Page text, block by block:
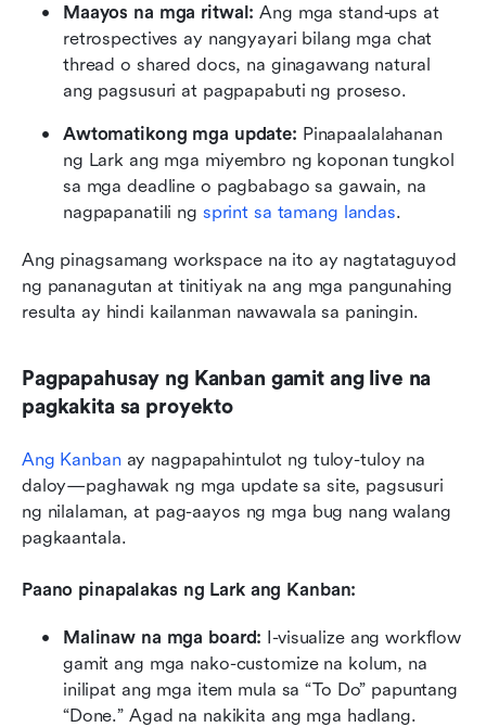
Maayos na mga ritwal: Ang mga stand-ups at
retrospectives ay nangyayari bilang mga chat
thread o shared docs, na ginagawang natural
ang pagsusuri at pagpapabuti ng proseso.
Awtomatikong mga update: Pinapaalalahanan
ng Lark ang mga miyembro ng koponan tungkol
sa mga deadline o pagbabago sa gawain, na
nagpapanatili ng sprint sa tamang landas.
Ang pinagsamang workspace na ito ay nagtataguyod
ng pananagutan at tinitiyak na ang mga pangunahing
resulta ay hindi kailanman nawawala sa paningin.
Pagpapahusay ng Kanban gamit ang live na
pagkakita sa proyekto
Ang Kanban ay nagpapahintulot ng tuloy-tuloy na
daloy—paghawak ng mga update sa site, pagsusuri
ng nilalaman, at pag-aayos ng mga bug nang walang
pagkaantala.
Paano pinapalakas ng Lark ang Kanban:
Malinaw na mga board: I-visualize ang workflow
gamit ang mga nako-customize na kolum, na
inilipat ang mga item mula sa “To Do” papuntang
“Done.” Agad na nakikita ang mga hadlang.